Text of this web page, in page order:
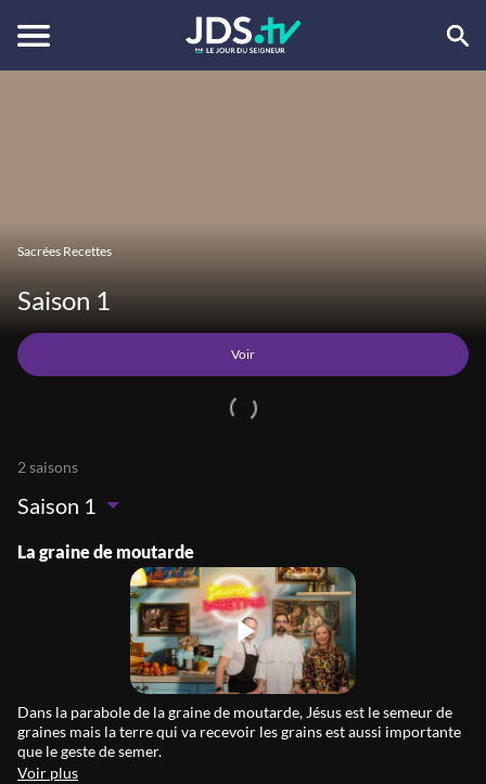
Sacrées Recettes
Saison 1
Voir
2 saisons
Saison 1
La graine de moutarde
Dans la parabole de la graine de moutarde, Jésus est le semeur de
graines mais la terre qui va recevoir les grains est aussi importante
que le geste de semer.
Voir plus